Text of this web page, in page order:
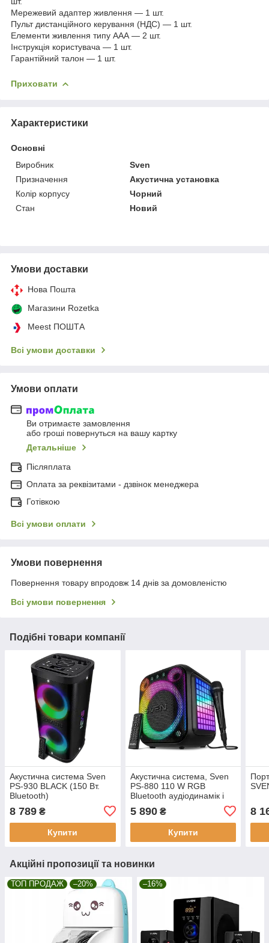
Мережевий адаптер живлення — 1 шт.
Пульт дистанційного керування (НДС) — 1 шт.
Елементи живлення типу ААА — 2 шт.
Інструкція користувача — 1 шт.
Гарантійний талон — 1 шт.
Приховати
Характеристики
Основні
Виробник
Sven
Призначення
Акустична установка
Колір корпусу
Чорний
Стан
Новий
Умови доставки
Нова Пошта
Магазини Rozetka
Meest ПОШТА
Всі умови доставки
Умови оплати
Ви отримаєте замовлення
або гроші повернуться на вашу картку
Детальніше
Післяплата
Оплата за реквізитами - дзвінок менеджера
Готівкою
Всі умови оплати
Умови повернення
Повернення товару впродовж 14 днів за домовленістю
Всі умови повернення
Подібні товари компанії
Акустична система Sven
PS-930 BLACK (150 Вт.
Bluetooth)
8 789 ₴
Купити
Акустична система, Sven
PS-880 110 W RGB
Bluetooth аудіодинамік і
5 890₴
Купити
8
Акційні пропозиції та новинки
ТОП ПРОДАЖ –20% –16%